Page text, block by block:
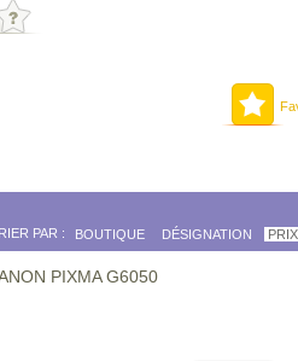
PAR : BOUTIQUE DÉSIGNATION PRIX
PIXMA G6050